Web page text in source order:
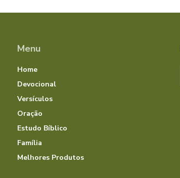
Menu
Home
Devocional
Versículos
Oração
Estudo Bíblico
Família
Melhores Produtos